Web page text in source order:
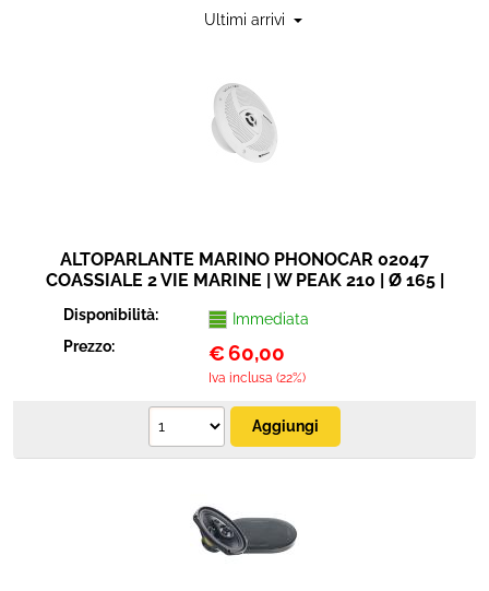
Cavi connettori adattatori
Elettrico e antennistica
ALTOPARLANTE MARINO PHONOCAR 02047
COASSIALE 2 VIE MARINE | W PEAK 210 | Ø 165 |
Disponibilità:
Immediata
Prezzo:
€60,00
Iva inclusa (22%)